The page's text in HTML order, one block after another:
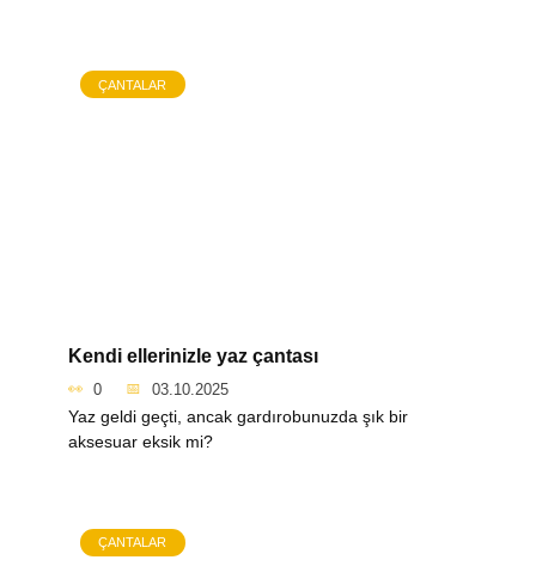
ÇANTALAR
Kendi ellerinizle yaz çantası
0 03.10.2025
Yaz geldi geçti, ancak gardırobunuzda şık bir
aksesuar eksik mi?
ÇANTALAR